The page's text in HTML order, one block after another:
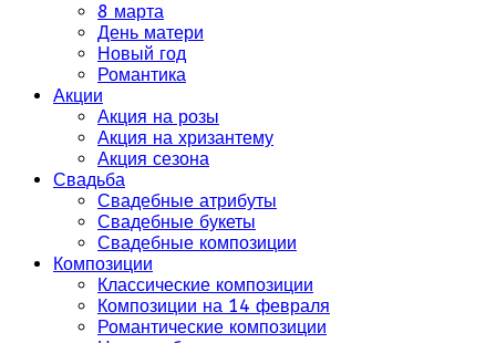
8 марта
День матери
Новый год
Романтика
Акции
Акция на розы
Акция на хризантему
Акция сезона
Свадьба
Свадебные атрибуты
Свадебные букеты
Свадебные композиции
Композиции
Классические композиции
Композиции на 14 февраля
Романтические композиции